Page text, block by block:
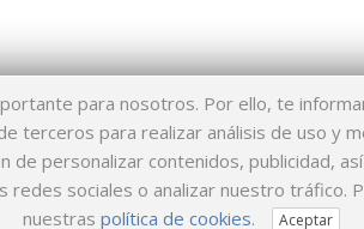
para nosotros. Por ello, te
terceros para realizar análisis de uso y
de personalizar contenidos, publicidad,
redes sociales o analizar nuestro tráfico.
nuestras política de cookies. Aceptar